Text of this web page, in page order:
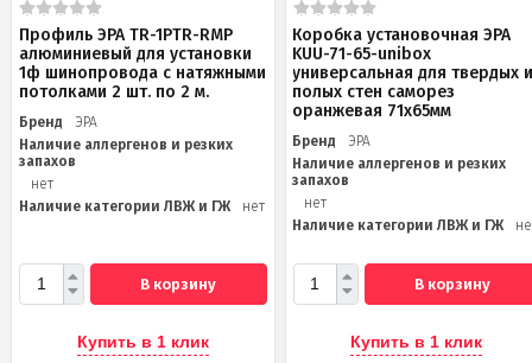
Профиль ЭРА TR-1PTR-RMP
алюминиевый для установки
1ф шинопровода с натяжными
потолками 2 шт. по 2 м.
Бренд
ЭРА
Наличие аллергенов и резких
запахов
нет
Наличие категории ЛВЖ и ГЖ
нет
В корзину
Купить в 1 клик
Коробка установочная ЭРА
KUU-71-65-unibox
универсальная для твердых
полых стен саморез
оранжевая 71х65мм
Бренд
ЭРА
Наличие аллергенов и резких
запахов
нет
Наличие категории ЛВЖ и ГЖ
В корзину
Купить в 1 клик